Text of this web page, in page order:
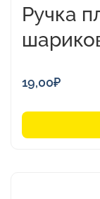
Ручка
19,00₽